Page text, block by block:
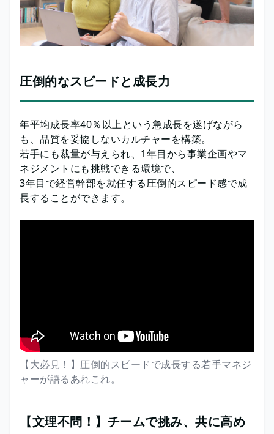
圧倒的なスピードと成長力
年平均成長率40％以上という急成長を遂げながら
も、品質を妥協しないカルチャーを構築。
若手にも裁量が与えられ、1年目から事業企画やマ
ネジメントにも挑戦できる環境で、
3年目で経営幹部を就任する圧倒的スピード感で成
長することができます。
【大必見！】圧倒的スピードで成長する若手マネジ
ャーが語るあれこれ。
【文理不問！】チームで挑み、共に高め